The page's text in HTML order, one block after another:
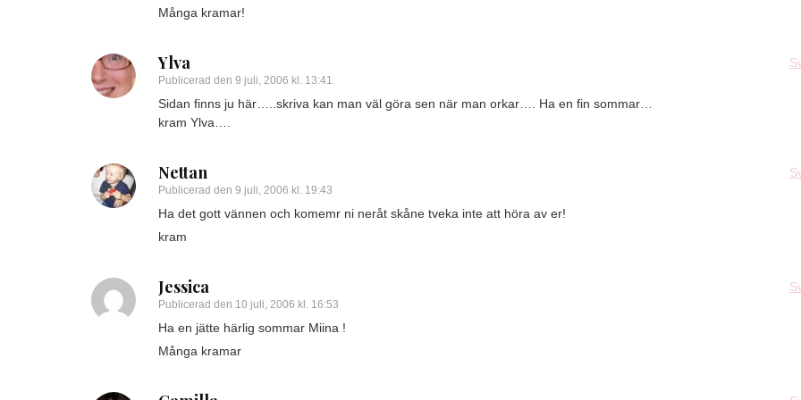
Många kramar!
Ylva
Publicerad den 9 juli, 2006 kl. 13:41
Sidan finns ju här…..skriva kan man väl göra sen när man orkar…. Ha en fin sommar…
kram Ylva….
Nettan
Publicerad den 9 juli, 2006 kl. 19:43
Ha det gott vännen och komemr ni neråt skåne tveka inte att höra av er!
kram
Jessica
Publicerad den 10 juli, 2006 kl. 16:53
Ha en jätte härlig sommar Miina !
Många kramar